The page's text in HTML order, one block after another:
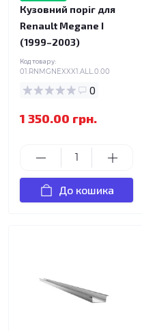
Кузовний поріг для
Renault Megane I
(1999–2003)
Код товару:
01.RNMGNEXXX1.ALL.0.00
0
1 350.00 грн.
До кошика